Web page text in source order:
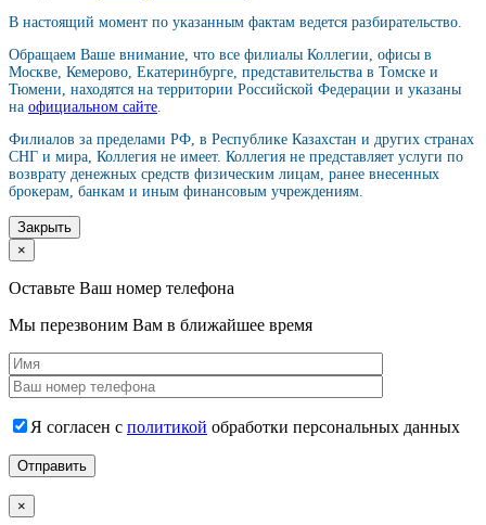
В настоящий момент по указанным фактам ведется разбирательство.
Обращаем Ваше внимание, что все филиалы Коллегии, офисы в
Москве, Кемерово, Екатеринбурге, представительства в Томске и
Тюмени, находятся на территории Российской Федерации и указаны
на официальном сайте
Филиалов за пределами РФ, в Республике Казахстан и других странах
СНГ и мира, Коллегия не имеет. Коллегия не представляет услуги по
возврату денежных средств физическим лицам, ранее внесенных
брокерам, банкам и иным финансовым учреждениям.
Закрыть
×
Оставьте Ваш номер телефона
Мы перезвоним Вам в ближайшее время
Я согласен с политикой обработки персональных данных
×